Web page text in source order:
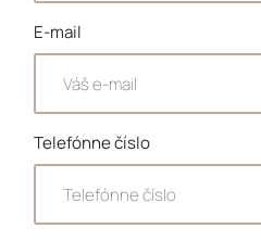
E-mail
Telefónne číslo